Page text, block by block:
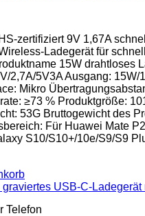
zertifiziert 9V 1,67A
Ladegerät für
15W drahtloses
2,7A/5V3A Ausgang: 15W/
Mikro
≥73 % Produktgröße:
53G Bruttogewicht des
Für Huawei Mate
S10/S10+/10e/S9/S9
Telefon